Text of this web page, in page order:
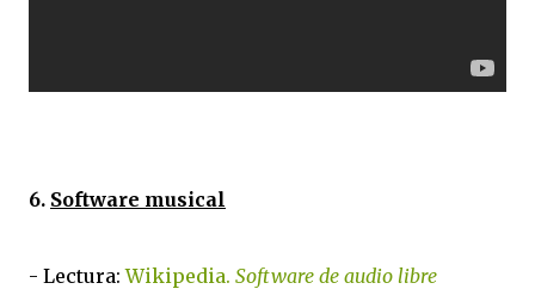
6. Software musical
- Lectura:Wikipedia. Software de audio libre